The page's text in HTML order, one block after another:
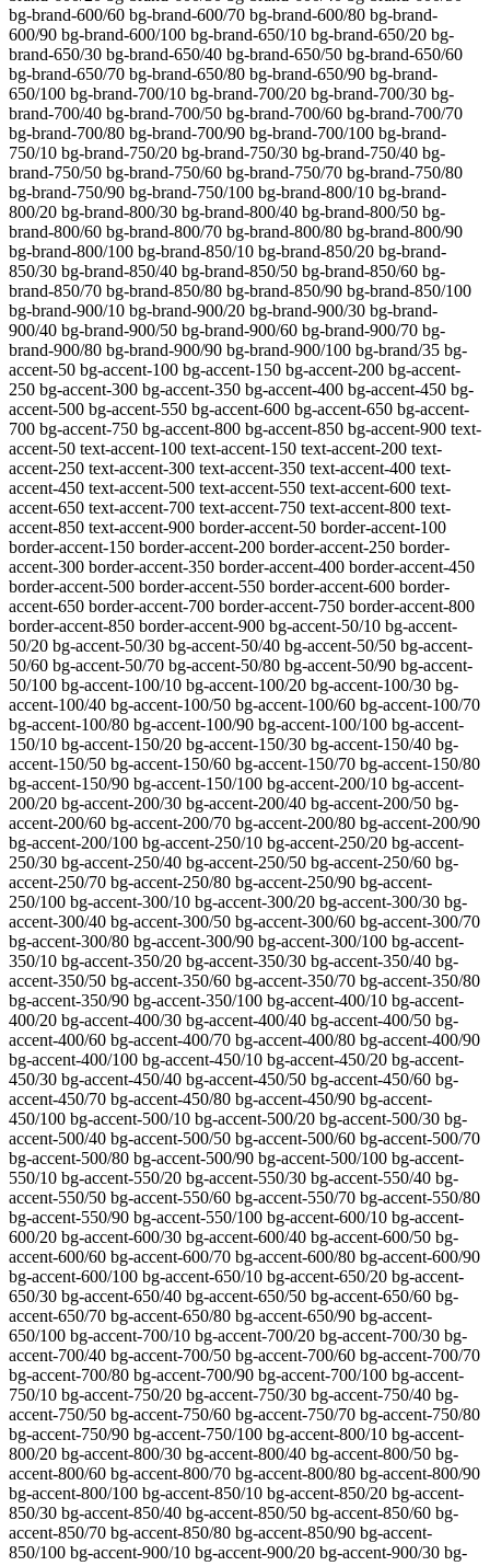
bg-brand-600/60 bg-brand-600/70 bg-brand-600/80 bg-brand-
600/90 bg-brand-600/100 bg-brand-650/10 bg-brand-650/20 bg-
brand-650/30 bg-brand-650/40 bg-brand-650/50 bg-brand-650/60
bg-brand-650/70 bg-brand-650/80 bg-brand-650/90 bg-brand-
650/100 bg-brand-700/10 bg-brand-700/20 bg-brand-700/30 bg-
brand-700/40 bg-brand-700/50 bg-brand-700/60 bg-brand-700/70
bg-brand-700/80 bg-brand-700/90 bg-brand-700/100 bg-brand-
750/10 bg-brand-750/20 bg-brand-750/30 bg-brand-750/40 bg-
brand-750/50 bg-brand-750/60 bg-brand-750/70 bg-brand-750/80
bg-brand-750/90 bg-brand-750/100 bg-brand-800/10 bg-brand-
800/20 bg-brand-800/30 bg-brand-800/40 bg-brand-800/50 bg-
brand-800/60 bg-brand-800/70 bg-brand-800/80 bg-brand-800/90
bg-brand-800/100 bg-brand-850/10 bg-brand-850/20 bg-brand-
850/30 bg-brand-850/40 bg-brand-850/50 bg-brand-850/60 bg-
brand-850/70 bg-brand-850/80 bg-brand-850/90 bg-brand-850/100
bg-brand-900/10 bg-brand-900/20 bg-brand-900/30 bg-brand-
900/40 bg-brand-900/50 bg-brand-900/60 bg-brand-900/70 bg-
brand-900/80 bg-brand-900/90 bg-brand-900/100 bg-brand/35 bg-
accent-50 bg-accent-100 bg-accent-150 bg-accent-200 bg-accent-
250 bg-accent-300 bg-accent-350 bg-accent-400 bg-accent-450 bg-
accent-500 bg-accent-550 bg-accent-600 bg-accent-650 bg-accent-
700 bg-accent-750 bg-accent-800 bg-accent-850 bg-accent-900 text-
accent-50 text-accent-100 text-accent-150 text-accent-200 text-
accent-250 text-accent-300 text-accent-350 text-accent-400 text-
accent-450 text-accent-500 text-accent-550 text-accent-600 text-
accent-650 text-accent-700 text-accent-750 text-accent-800 text-
accent-850 text-accent-900 border-accent-50 border-accent-100
border-accent-150 border-accent-200 border-accent-250 border-
accent-300 border-accent-350 border-accent-400 border-accent-450
border-accent-500 border-accent-550 border-accent-600 border-
accent-650 border-accent-700 border-accent-750 border-accent-800
border-accent-850 border-accent-900 bg-accent-50/10 bg-accent-
50/20 bg-accent-50/30 bg-accent-50/40 bg-accent-50/50 bg-accent-
50/60 bg-accent-50/70 bg-accent-50/80 bg-accent-50/90 bg-accent-
50/100 bg-accent-100/10 bg-accent-100/20 bg-accent-100/30 bg-
accent-100/40 bg-accent-100/50 bg-accent-100/60 bg-accent-100/70
bg-accent-100/80 bg-accent-100/90 bg-accent-100/100 bg-accent-
150/10 bg-accent-150/20 bg-accent-150/30 bg-accent-150/40 bg-
accent-150/50 bg-accent-150/60 bg-accent-150/70 bg-accent-150/80
bg-accent-150/90 bg-accent-150/100 bg-accent-200/10 bg-accent-
200/20 bg-accent-200/30 bg-accent-200/40 bg-accent-200/50 bg-
accent-200/60 bg-accent-200/70 bg-accent-200/80 bg-accent-200/90
bg-accent-200/100 bg-accent-250/10 bg-accent-250/20 bg-accent-
250/30 bg-accent-250/40 bg-accent-250/50 bg-accent-250/60 bg-
accent-250/70 bg-accent-250/80 bg-accent-250/90 bg-accent-
250/100 bg-accent-300/10 bg-accent-300/20 bg-accent-300/30 bg-
accent-300/40 bg-accent-300/50 bg-accent-300/60 bg-accent-300/70
bg-accent-300/80 bg-accent-300/90 bg-accent-300/100 bg-accent-
350/10 bg-accent-350/20 bg-accent-350/30 bg-accent-350/40 bg-
accent-350/50 bg-accent-350/60 bg-accent-350/70 bg-accent-350/80
bg-accent-350/90 bg-accent-350/100 bg-accent-400/10 bg-accent-
400/20 bg-accent-400/30 bg-accent-400/40 bg-accent-400/50 bg-
accent-400/60 bg-accent-400/70 bg-accent-400/80 bg-accent-400/90
bg-accent-400/100 bg-accent-450/10 bg-accent-450/20 bg-accent-
450/30 bg-accent-450/40 bg-accent-450/50 bg-accent-450/60 bg-
accent-450/70 bg-accent-450/80 bg-accent-450/90 bg-accent-
450/100 bg-accent-500/10 bg-accent-500/20 bg-accent-500/30 bg-
accent-500/40 bg-accent-500/50 bg-accent-500/60 bg-accent-500/70
bg-accent-500/80 bg-accent-500/90 bg-accent-500/100 bg-accent-
550/10 bg-accent-550/20 bg-accent-550/30 bg-accent-550/40 bg-
accent-550/50 bg-accent-550/60 bg-accent-550/70 bg-accent-550/80
bg-accent-550/90 bg-accent-550/100 bg-accent-600/10 bg-accent-
600/20 bg-accent-600/30 bg-accent-600/40 bg-accent-600/50 bg-
accent-600/60 bg-accent-600/70 bg-accent-600/80 bg-accent-600/90
bg-accent-600/100 bg-accent-650/10 bg-accent-650/20 bg-accent-
650/30 bg-accent-650/40 bg-accent-650/50 bg-accent-650/60 bg-
accent-650/70 bg-accent-650/80 bg-accent-650/90 bg-accent-
650/100 bg-accent-700/10 bg-accent-700/20 bg-accent-700/30 bg-
accent-700/40 bg-accent-700/50 bg-accent-700/60 bg-accent-700/70
bg-accent-700/80 bg-accent-700/90 bg-accent-700/100 bg-accent-
750/10 bg-accent-750/20 bg-accent-750/30 bg-accent-750/40 bg-
accent-750/50 bg-accent-750/60 bg-accent-750/70 bg-accent-750/80
bg-accent-750/90 bg-accent-750/100 bg-accent-800/10 bg-accent-
800/20 bg-accent-800/30 bg-accent-800/40 bg-accent-800/50 bg-
accent-800/60 bg-accent-800/70 bg-accent-800/80 bg-accent-800/90
bg-accent-800/100 bg-accent-850/10 bg-accent-850/20 bg-accent-
850/30 bg-accent-850/40 bg-accent-850/50 bg-accent-850/60 bg-
accent-850/70 bg-accent-850/80 bg-accent-850/90 bg-accent-
850/100 bg-accent-900/10 bg-accent-900/20 bg-accent-900/30 bg-